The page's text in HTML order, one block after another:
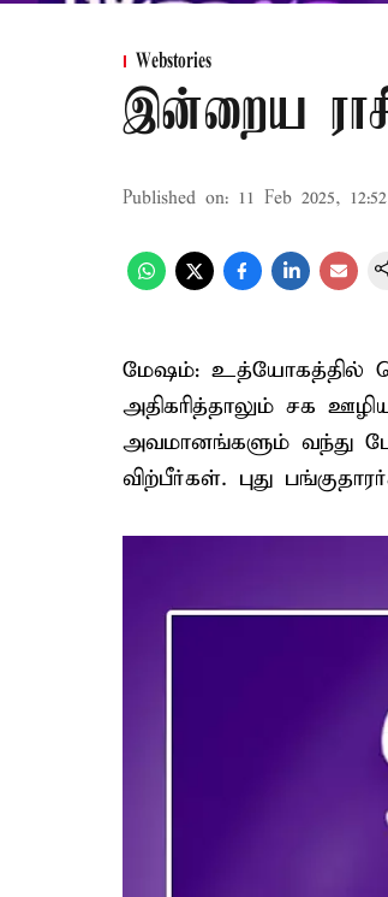
Webstories
இன்றைய
Published on: 11 Feb 2025,
மேஷம்: உத்யோகத்தில்
அதிகரித்தாலும் சக
அவமானங்களும் வந்து
விற்பீர்கள். புது